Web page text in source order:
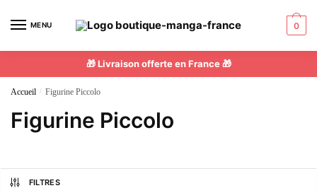
MENU 0
🎁 Livraison offerte en France 🎁
Accueil / Figurine Piccolo
Figurine Piccolo
FILTRES